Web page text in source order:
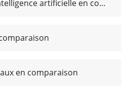
ETF sur l'intelligence artificielle en comparaison
en comparaison